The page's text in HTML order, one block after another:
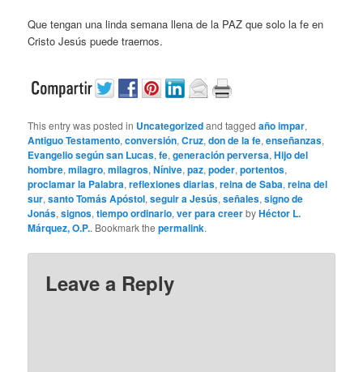
Que tengan una linda semana llena de la PAZ que solo la fe en
Cristo Jesús puede traernos.
This entry was posted in Uncategorizedand taggedaño impar,
Antiguo Testamento,conversión,Cruz,don de la fe,enseñanzas,
Evangelio según san Lucas,fe,generación perversa,Hijo del
hombre,milagro,milagros,Nínive,paz,poder,portentos,
proclamar la Palabra,reflexiones diarias,reina de Saba,reina del
sur,santo Tomás Apóstol,seguir a Jesús,señales,signo de
Jonás,signos,tiempo ordinario,ver para creerbyHéctor L.
Márquez, O.P.. Bookmark thepermalink.
Leave a Reply